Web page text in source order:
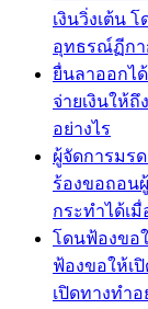
เงินวิ่งเต้น
อุทธรณ์ฏีกา
ยื่นลาออกไ
จ่ายเงินให้
อย่างไร
ผู้จัดการมร
ร้องขอถอน
กระทำได้เมื่
โดนฟ้องขอ
ฟ้องขอให้เ
เปิดทางทำ